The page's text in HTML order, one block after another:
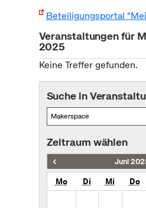
Beteiligungsportal
Veranstaltungen für
2025
Keine Treffer gefunden.
Suche in
Zeitraum wählen
Juni
Mo Di Mi Do